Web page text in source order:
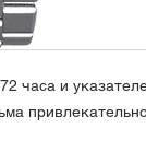
часа и